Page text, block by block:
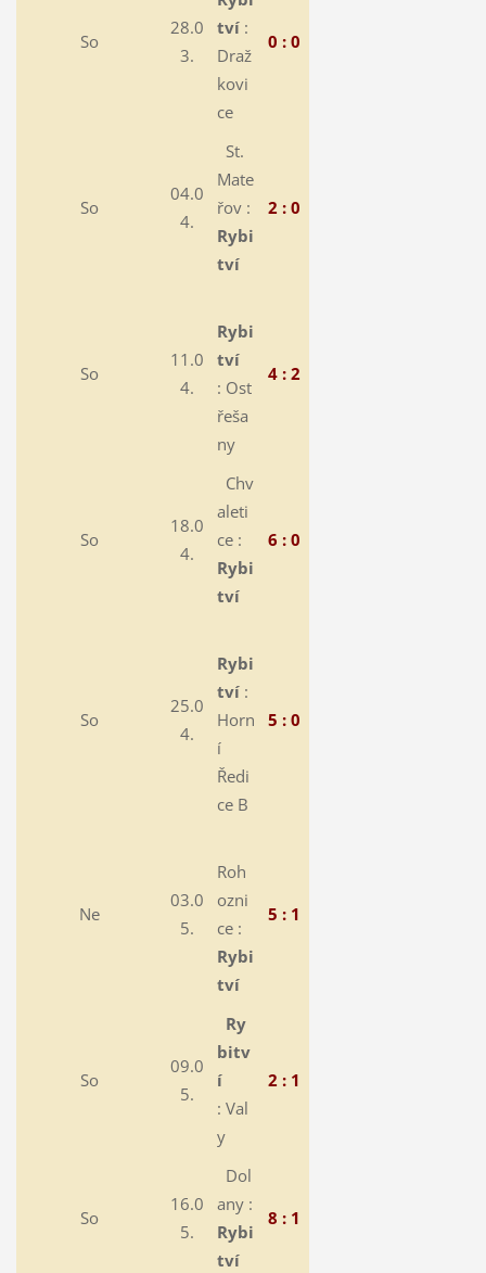
So
28.0
3.
tví:
Draž
kovi
ce
0 : 0
So
04.0
4.
St.
Mate
řov :
Rybi
tví
2 : 0
So
11.0
4.
Rybi
tví
: Ost
řeša
ny
4 : 2
So
18.0
4.
Chv
aleti
ce :
Rybi
tví
6 : 0
So
25.0
4.
Rybi
tví :
Horn
í
Ředi
ce B
5 : 0
Ne
03.0
5.
Roh
ozni
ce :
Rybi
tví
5 : 1
So
09.0
5.
Ry
bitv
í
: Val
y
2 : 1
So
16.0
5.
Dol
any :
Rybi
tví
8 : 1